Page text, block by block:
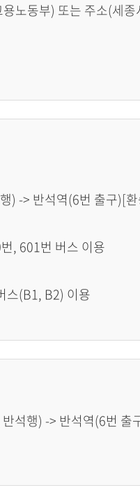
노동부) 또는 주소(세
) -> 반석역(6번 출구)[
, 601번 버스 이용
스(B1, B2) 이용
석행) -> 반석역(6번